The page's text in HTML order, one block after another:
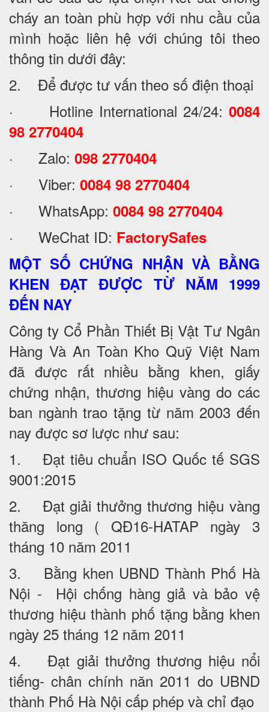
cháy an toàn phù hợp với nhu cầu của
mình hoặc liên hệ với chúng tôi theo
thông tin dưới đây:
2. Để được tư vấn theo số điện thoại
· Hotline International 24/24: 0084
98 2770404
· Zalo: 098 2770404
· Viber: 0084 98 2770404
· WhatsApp: 0084 98 2770404
· WeChat ID: FactorySafes
MỘT SỐ CHỨNG NHẬN VÀ BẰNG
KHEN ĐẠT ĐƯỢC TỪ NĂM 1999
ĐẾN NAY
Công ty Cổ Phần Thiết Bị Vật Tư Ngân
Hàng Và An Toàn Kho Quỹ Việt Nam
đã được rất nhiều bằng khen, giấy
chứng nhận, thương hiệu vàng do các
ban ngành trao tặng từ năm 2003 đến
nay được sơ lược như sau:
1. Đạt tiêu chuẩn ISO Quốc tế SGS
9001:2015
2. Đạt giải thưởng thương hiệu vàng
thăng long ( QĐ16-HATAP ngày 3
tháng 10 năm 2011
3. Bằng khen UBND Thành Phố Hà
Nội - Hội chống hàng giả và bảo vệ
thương hiệu thành phố tặng bằng khen
ngày 25 tháng 12 năm 2011
4. Đạt giải thưởng thương hiệu nổi
tiếng- chân chính năn 2011 do UBND
thành Phố Hà Nội cấp phép và chỉ đạo